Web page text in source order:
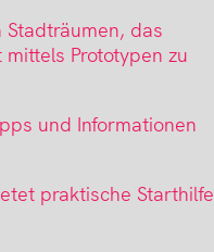
das
Prototypen zu
und Informationen
praktische Starthilfe